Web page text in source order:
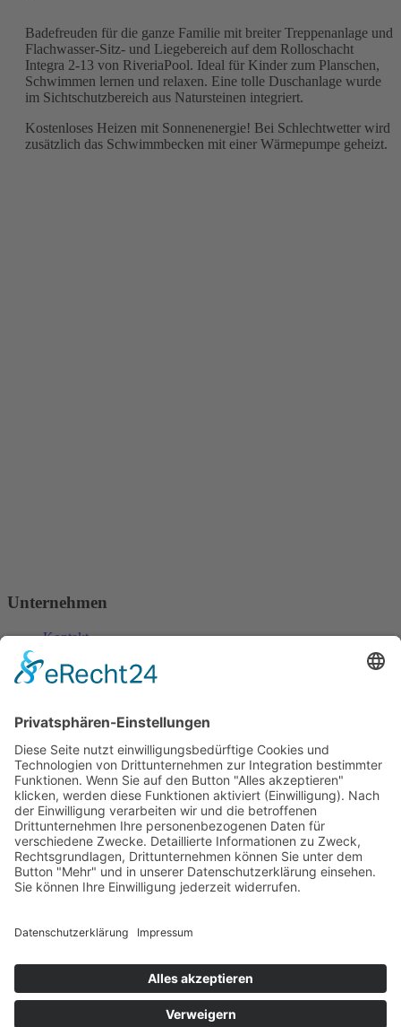
Badefreuden für die ganze Familie mit breiter Treppenanlage und
Flachwasser-Sitz- und Liegebereich auf dem Rolloschacht
Integra 2-13 von RiveriaPool. Ideal für Kinder zum Planschen,
Schwimmen lernen und relaxen. Eine tolle Duschanlage wurde
im Sichtschutzbereich aus Natursteinen integriert.
Kostenloses Heizen mit Sonnenenergie! Bei Schlechtwetter wird
zusätzlich das Schwimmbecken mit einer Wärmepumpe geheizt.
Unternehmen
Kontakt
Impressum
Datenschutzerklärung
Öffnungszeiten
Montag:
09 bis 12 Uhr, 13 bis 16:30 Uhr
Dienstag bis Freitag:
09 bis 12 Uhr, 13 bis 17 Uhr
Samstag:09 bis 12 Uhr
Für telefonische Anfragen sowie persönliche Terminvereinbarungen
(auch außerhalb der regulären Geschäftszeiten) erreichen Sie uns
Kontakt
baisl Umwelt- und Wassertechnik
August-Unterholzner-Straße 22
84453 Winhöring